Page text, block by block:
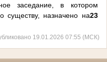
заседание, в котором
существу, назначено на23
19.01.2026 07:55 (МСК)